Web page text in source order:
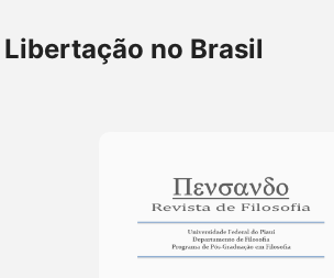
no Brasil